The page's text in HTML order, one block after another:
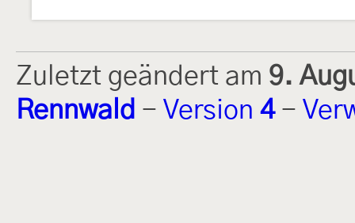
Zuletzt geändert am 9.
Rennwald - Version 4-